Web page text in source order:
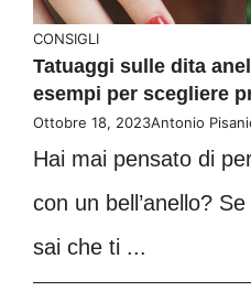
CONSIGLI
Tatuaggi sulle dita
esempi per scegliere
Ottobre 18, 2023Antonio
Hai mai pensato di
con un bell’anello?
sai che ti ...